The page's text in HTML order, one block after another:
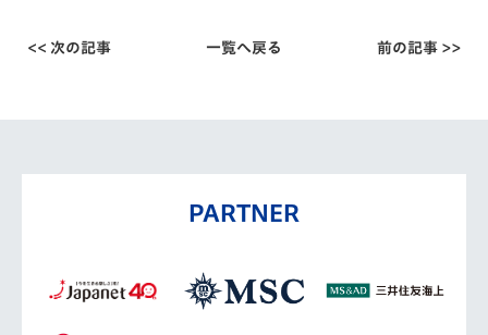
<< 次の記事 一覧へ戻る 前の記事 >>
PARTNER